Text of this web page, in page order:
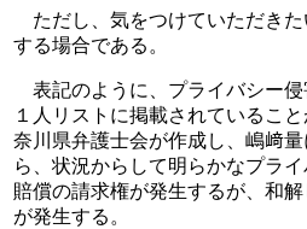
ただし、気をつけていただき
する場合である。
表記のように、プライバシー侵
１人リストに掲載されているこ
奈川県弁護士会が作成し、嶋﨑
ら、状況からして明らかなプラ
賠償の請求権が発生するが、和
が発生する。